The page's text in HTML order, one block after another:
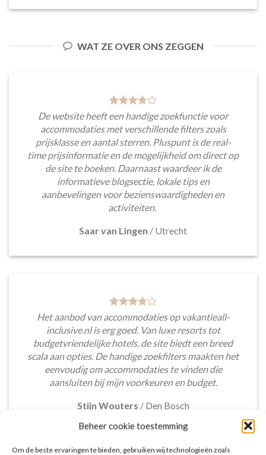
Beheer cookie toestemming
Om de beste ervaringen te bieden, gebruiken wij technologieën zoals
WAT ZE OVER ONS ZEGGEN
De website heeft een handige zoekfunctie voor
accommodaties met verschillende filters zoals
prijsklasse en aantal sterren. Pluspunt is de real-
time prijsinformatie en de mogelijkheid om direct op
de site te boeken. Daarnaast waardeer ik de
informatieve blogsectie, lokale tips en
aanbevelingen voor bezienswaardigheden en
activiteiten.
Saar van Lingen / Utrecht
Het aanbod van accommodaties op vakantieall-
inclusive.nl is erg goed. Van luxe resorts tot
budgetvriendelijke hotels, de site biedt een breed
scala aan opties. De handige zoekfilters maakten het
eenvoudig om accommodaties te vinden die
aansluiten bij mijn voorkeuren en budget.
Stijn Wouters / Den Bosch